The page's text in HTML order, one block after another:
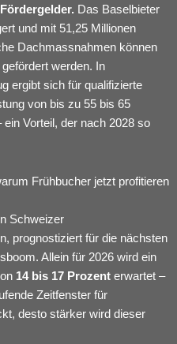
Das Baselbieter
und mit 51,25 Millionen
Dachmassnahmen können
werden. In
ergibt sich für qualifizierte
von bis zu 55 bis 65
Vorteil, der nach 2028 so
Frühbucher jetzt profitieren
Schweizer
prognostiziert für die nächsten
Allein für 2026 wird ein
14 bis 17 Prozent erwartet –
Zeitfenster für
desto stärker wird dieser